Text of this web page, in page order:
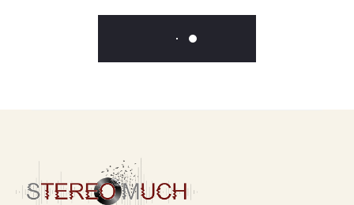
€239,00
€927,00